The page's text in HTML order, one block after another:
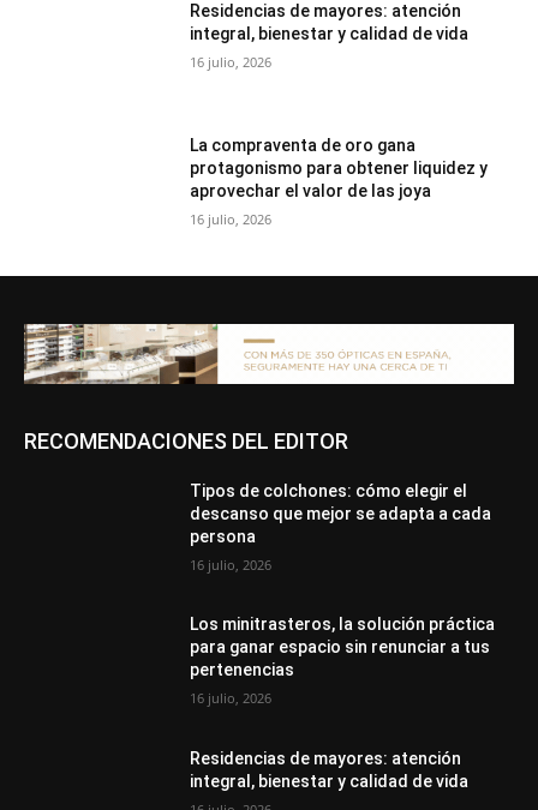
Residencias de mayores: atención
integral, bienestar y calidad de vida
16 julio, 2026
La compraventa de oro gana
protagonismo para obtener liquidez y
aprovechar el valor de las joya
16 julio, 2026
RECOMENDACIONES DEL EDITOR
Tipos de colchones: cómo elegir el
descanso que mejor se adapta a cada
persona
16 julio, 2026
Los minitrasteros, la solución práctica
para ganar espacio sin renunciar a tus
pertenencias
16 julio, 2026
Residencias de mayores: atención
integral, bienestar y calidad de vida